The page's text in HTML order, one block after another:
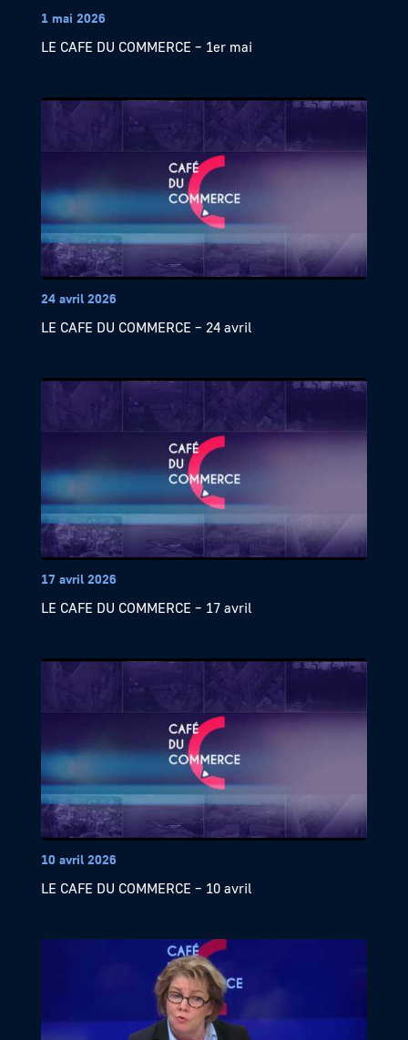
1 mai 2026
LE CAFE DU COMMERCE – 1er mai
24 avril 2026
LE CAFE DU COMMERCE – 24 avril
17 avril 2026
LE CAFE DU COMMERCE – 17 avril
10 avril 2026
LE CAFE DU COMMERCE – 10 avril